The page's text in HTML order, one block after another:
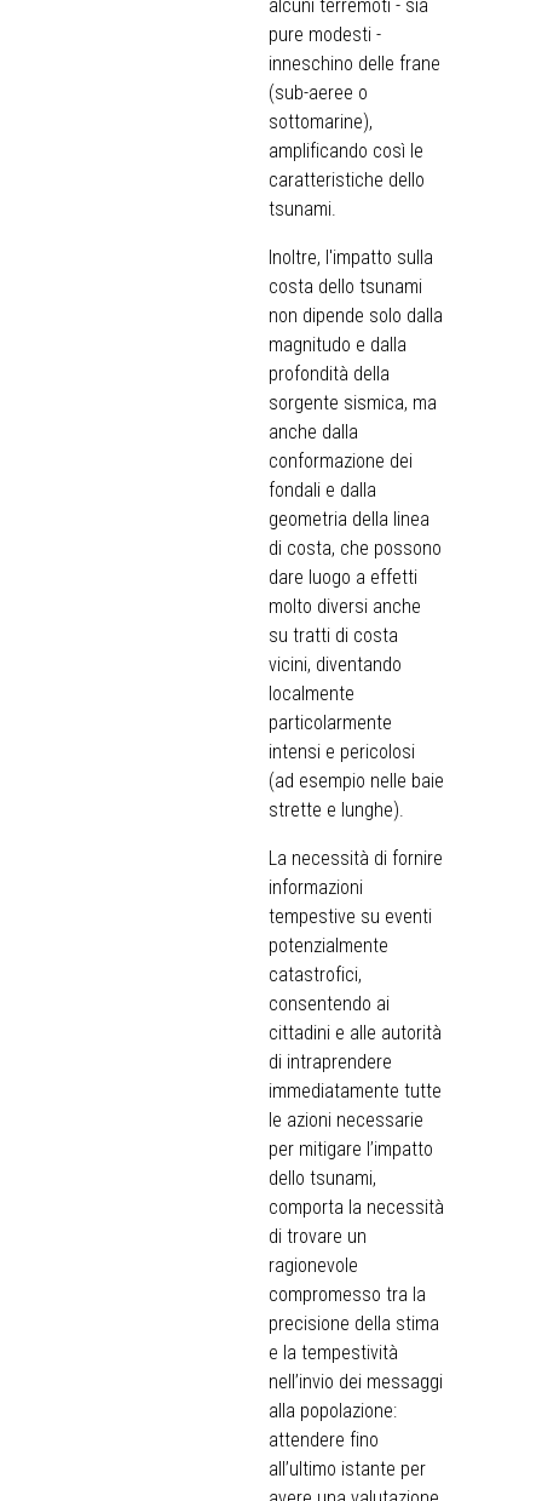
alcuni terremoti - sia
pure modesti -
inneschino delle frane
(sub-aeree o
sottomarine),
amplificando così le
caratteristiche dello
tsunami.
Inoltre, l'impatto sulla
costa dello tsunami
non dipende solo dalla
magnitudo e dalla
profondità della
sorgente sismica, ma
anche dalla
conformazione dei
fondali e dalla
geometria della linea
di costa, che possono
dare luogo a effetti
molto diversi anche
su tratti di costa
vicini, diventando
localmente
particolarmente
intensi e pericolosi
(ad esempio nelle baie
strette e lunghe).
La necessità di fornire
informazioni
tempestive su eventi
potenzialmente
catastrofici,
consentendo ai
cittadini e alle autorità
di intraprendere
immediatamente tutte
le azioni necessarie
per mitigare l’impatto
dello tsunami,
comporta la necessità
di trovare un
ragionevole
compromesso tra la
precisione della stima
e la tempestività
nell’invio dei messaggi
alla popolazione:
attendere fino
all’ultimo istante per